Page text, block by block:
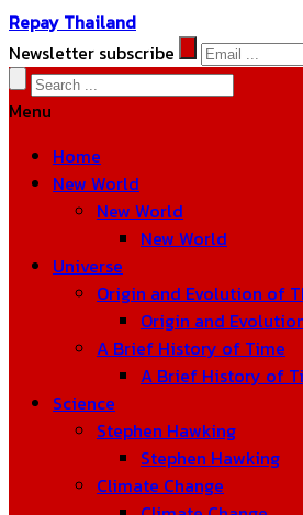
Repay Thailand
Newsletter subscribe
Menu
Home
New World
New World
New World
Universe
Origin and Evolution of
Origin and
A Brief History of Time
A Brief History of
Science
Stephen Hawking
Stephen Hawking
Climate Change